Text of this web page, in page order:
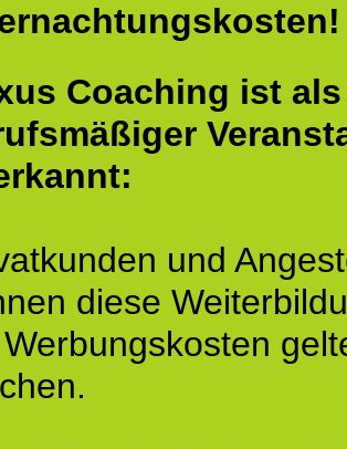
Coaching ist als
und
diese